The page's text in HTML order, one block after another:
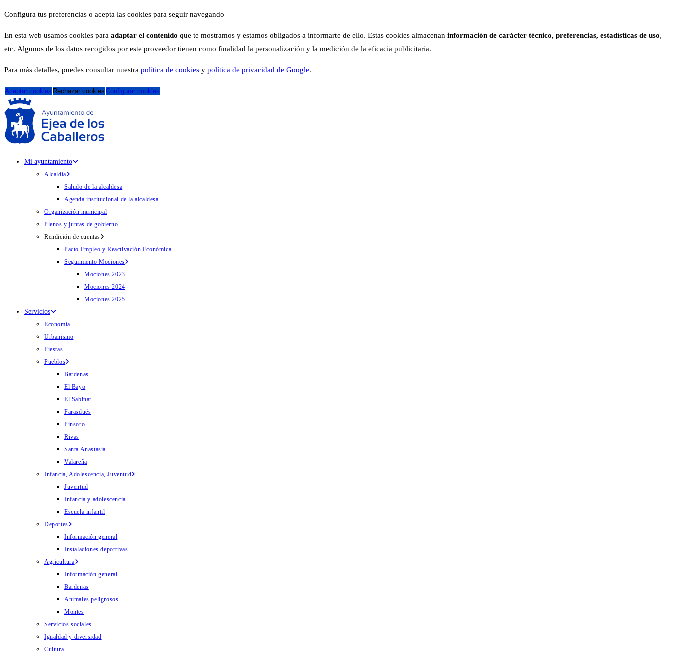
Configura tus preferencias o acepta las cookies para seguir navegando
En esta web usamos cookies para adaptar el contenido que te mostramos y estamos obligados a informarte de ello. Estas cookies almacenan información de carácter técnico, preferencias, estadísticas de uso,
etc. Algunos de los datos recogidos por este proveedor tienen como finalidad la personalización y la medición de la eficacia publicitaria.
Para más detalles, puedes consultar nuestra política de cookies y política de privacidad de Google.
Aceptar cookies Rechazar cookies Configurar cookies
Mi ayuntamiento
Alcaldía
Saludo de la alcaldesa
Agenda institucional de la alcaldesa
Organización municipal
Plenos y juntas de gobierno
Rendición de cuentas
Pacto Empleo y Reactivación Económica
Seguimiento Mociones
Mociones 2023
Mociones 2024
Mociones 2025
Servicios
Economía
Urbanismo
Fiestas
Pueblos
Bardenas
El Bayo
El Sabinar
Farasdués
Pinsoro
Rivas
Santa Anastasia
Valareña
Infancia, Adolescencia, Juventud
Juventud
Infancia y adolescencia
Escuela infantil
Deportes
Información general
Instalaciones deportivas
Agricultura
Información general
Bardenas
Animales peligrosos
Montes
Servicios sociales
Igualdad y diversidad
Cultura